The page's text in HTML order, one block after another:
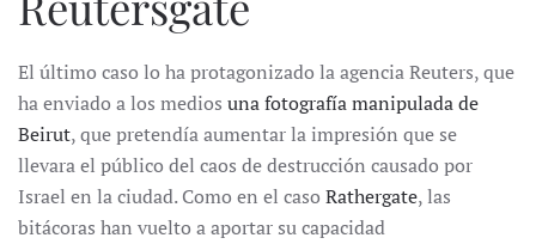
El último caso lo ha protagonizado la agencia Reuters, que
ha enviado a los medios una fotografía manipulada de
Beirut, que pretendía aumentar la impresión que se
llevara el público del caos de destrucción causado por
Israel en la ciudad. Como en el caso Rathergate, las
bitácoras han vuelto a aportar su capacidad